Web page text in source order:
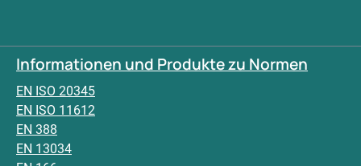
Informationen und Produkte zu Normen
EN ISO 20345
EN ISO 11612
EN 388
EN 13034